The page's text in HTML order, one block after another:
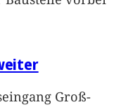
Groß-